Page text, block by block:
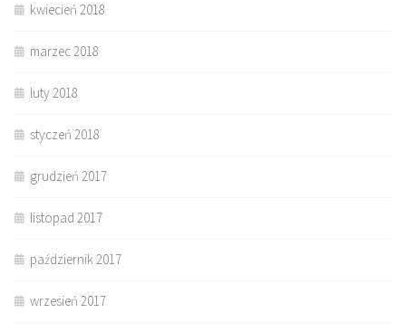
kwiecień 2018
marzec 2018
luty 2018
styczeń 2018
grudzień 2017
listopad 2017
październik 2017
wrzesień 2017